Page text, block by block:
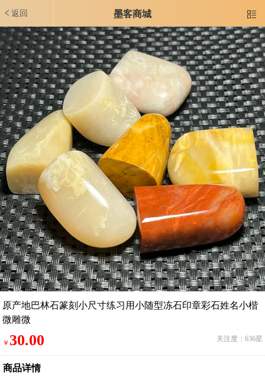
返回 墨客商城 
原产地巴林石篆刻小尺寸练习用小随型冻石印章彩石姓名小楷
微雕微
￥ 30.00 关注度：636星
商品详情